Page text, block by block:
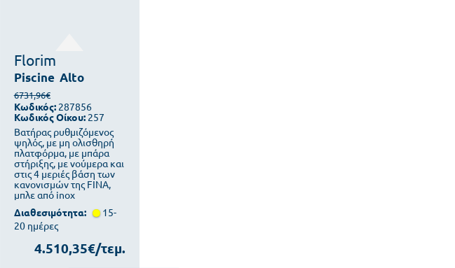
Florim
Piscine Alto
Βατήρας ρυθμιζόμενος
ψηλός, με μη ολισθηρή
πλατφόρμα, με μπάρα
στήριξης, με νούμερα και
στις 4 μεριές βάση των
κανονισμών της FINA,
μπλε από inox
6731,96€
Κωδικός:287856
Κωδικός Οίκου:257
Διαθεσιμότητα:
15-
20 ημέρες
4.510,35€/τεμ.